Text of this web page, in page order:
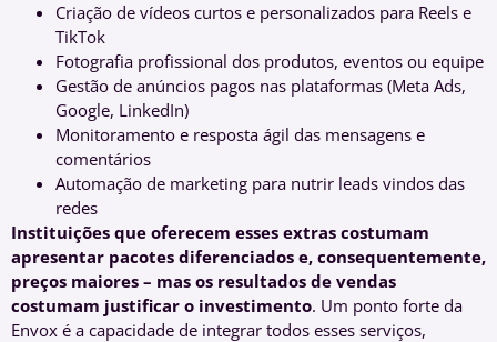
Criação de vídeos curtos e personalizados para Reels e
TikTok
Fotografia profissional dos produtos, eventos ou equipe
Gestão de anúncios pagos nas plataformas (Meta Ads,
Google, LinkedIn)
Monitoramento e resposta ágil das mensagens e
comentários
Automação de marketing para nutrir leads vindos das
redes
Instituições que oferecem esses extras costumam
apresentar pacotes diferenciados e, consequentemente,
preços maiores – mas os resultados de vendas
costumam justificar o investimento. Um ponto forte da
Envox é a capacidade de integrar todos esses serviços,